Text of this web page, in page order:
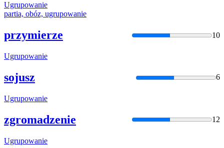
Ugrupowanie
partia, obóz, ugrupowanie
przymierze 10
Ugrupowanie
sojusz 6
Ugrupowanie
zgromadzenie 12
Ugrupowanie